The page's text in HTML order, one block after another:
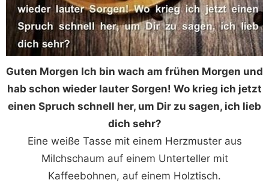
Guten Morgen Ich bin wach am frühen Morgen und
hab schon wieder lauter Sorgen! Wo krieg ich jetzt
einen Spruch schnell her, um Dir zu sagen, ich lieb
dich sehr?
Eine weiße Tasse mit einem Herzmuster aus
Milchschaum auf einem Unterteller mit
Kaffeebohnen, auf einem Holztisch.